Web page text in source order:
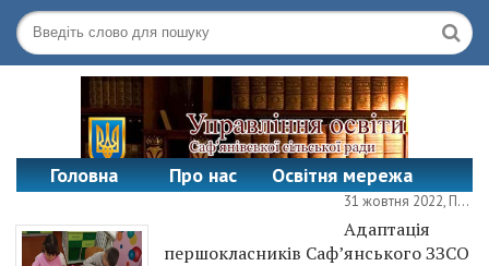
Головна Про нас
Освітня мережа
31 жовтня 2022, Понеділок
Адаптація
першокласників Саф’янського ЗЗСО